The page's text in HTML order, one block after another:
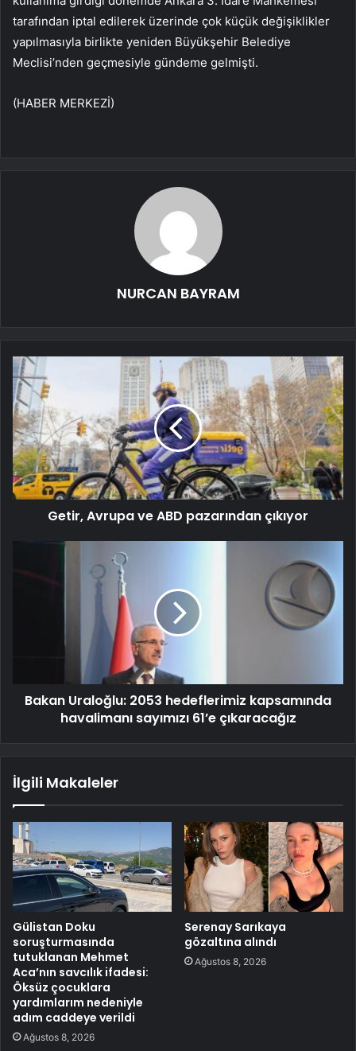
tarafından iptal edilerek üzerinde çok küçük değişiklikler
yapılmasıyla birlikte yeniden Büyükşehir Belediye
Meclisi’nden geçmesiyle gündeme gelmişti.
(HABER MERKEZİ)
NURCAN BAYRAM
Getir, Avrupa ve ABD pazarından çıkıyor
Bakan Uraloğlu: 2053 hedeflerimiz kapsamında
havalimanı sayımızı 61’e çıkaracağız
İlgili Makaleler
Gülistan Doku
soruşturmasında
tutuklanan Mehmet
Aca’nın savcılık ifadesi:
Öksüz çocuklara
yardımlarım nedeniyle
adım caddeye verildi
Ağustos 8, 2026
Serenay Sarıkaya
gözaltına alındı
Ağustos 8, 2026